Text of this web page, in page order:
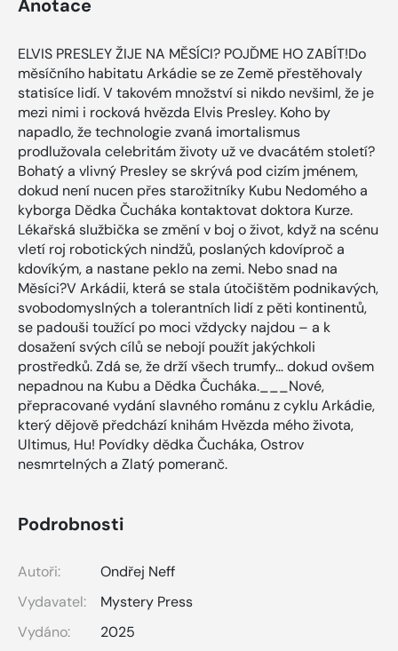
Anotace
ELVIS PRESLEY ŽIJE NA MĚSÍCI? POJĎME HO ZABÍT!Do
měsíčního habitatu Arkádie se ze Země přestěhovaly
statisíce lidí. V takovém množství si nikdo nevšiml, že je
mezi nimi i rocková hvězda Elvis Presley. Koho by
napadlo, že technologie zvaná imortalismus
prodlužovala celebritám životy už ve dvacátém století?
Bohatý a vlivný Presley se skrývá pod cizím jménem,
dokud není nucen přes starožitníky Kubu Nedomého a
kyborga Dědka Čucháka kontaktovat doktora Kurze.
Lékařská službička se změní v boj o život, když na scénu
vletí roj robotických nindžů, poslaných kdovíproč a
kdovíkým, a nastane peklo na zemi. Nebo snad na
Měsíci?V Arkádii, která se stala útočištěm podnikavých,
svobodomyslných a tolerantních lidí z pěti kontinentů,
se padouši toužící po moci vždycky najdou – a k
dosažení svých cílů se nebojí použít jakýchkoli
prostředků. Zdá se, že drží všech trumfy… dokud ovšem
nepadnou na Kubu a Dědka Čucháka.___Nové,
přepracované vydání slavného románu z cyklu Arkádie,
který dějově předchází knihám Hvězda mého života,
Ultimus, Hu! Povídky dědka Čucháka, Ostrov
nesmrtelných a Zlatý pomeranč.
Podrobnosti
Autoři:
Ondřej Neff
Vydavatel:
Mystery Press
Vydáno:
2025